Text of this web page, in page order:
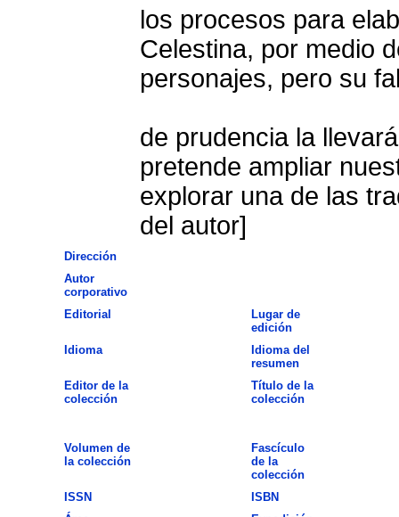
los procesos para
Celestina, por medio
personajes, pero su
de prudencia la
pretende ampliar
explorar una de las
del autor]
Dirección
Autor
corporativo
Editorial
Lugar de
edición
Idioma
Idioma del
resumen
Editor de la
colección
Título de la
colección
Volumen de
la colección
Fascículo
de la
colección
ISSN
ISBN